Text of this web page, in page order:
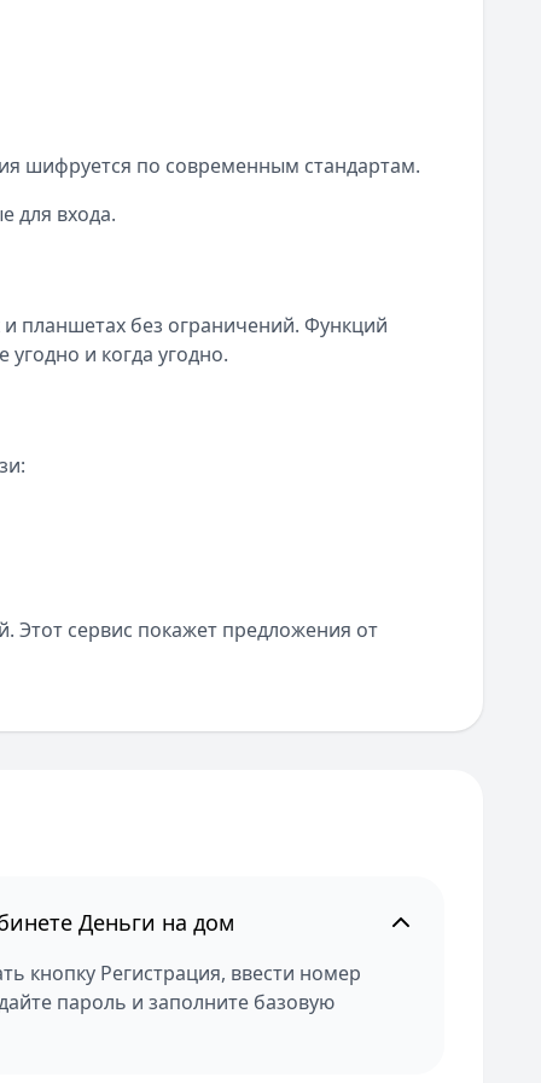
шифруется по современным стандартам.
для входа.
планшетах без ограничений. Функций
и когда угодно.
Этот сервис покажет предложения от
Деньги на дом
кнопку Регистрация, ввести номер
пароль и заполните базовую